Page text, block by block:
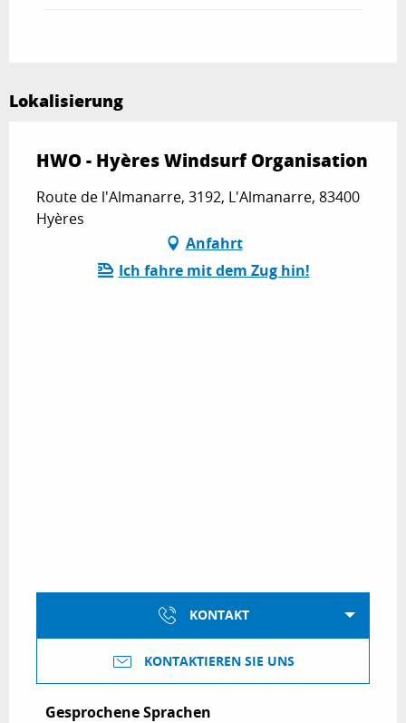
Lokalisierung
HWO - Hyères Windsurf Organisation
Route de l'Almanarre, 3192, L'Almanarre, 83400
Hyères
Anfahrt
Ich fahre mit dem Zug hin!
KONTAKT
KONTAKTIEREN SIE UNS
Gesprochene Sprachen
Gesprochene Sprachen